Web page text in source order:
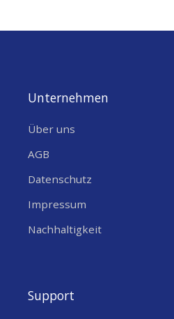
NodeMCU Entwicklungsboard V2
Unternehmen
Über uns
AGB
Datenschutz
Impressum
Nachhaltigkeit
Support